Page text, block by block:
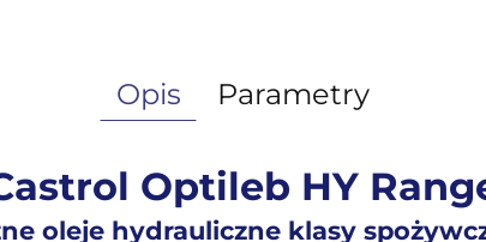
Opis Parametry
Optileb HY
oleje hydrauliczne klasy